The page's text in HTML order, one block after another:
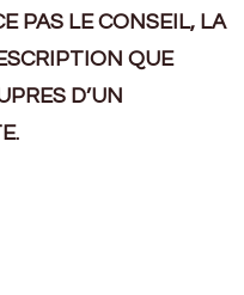
PAS LE CONSEIL, LA
QUE
D’UN